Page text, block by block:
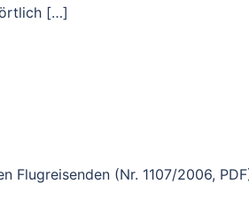
[…]
Flugreisenden (Nr. 1107/2006,